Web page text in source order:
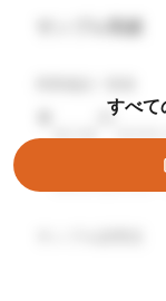
東京都 2024年
すべて